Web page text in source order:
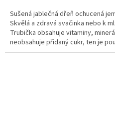
Sušená jablečná dřeň ochucená
Skvělá a zdravá svačinka nebo k
Trubička obsahuje vitaminy,
neobsahuje přidaný cukr, ten je
trubička obsahuje přidaného cukru